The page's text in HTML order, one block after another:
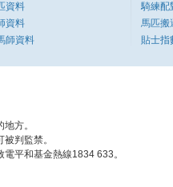
資料
資料
師資料
騎練配
馬匹搬
貼士指
方。
判監禁。
平和基金熱線1834 633。